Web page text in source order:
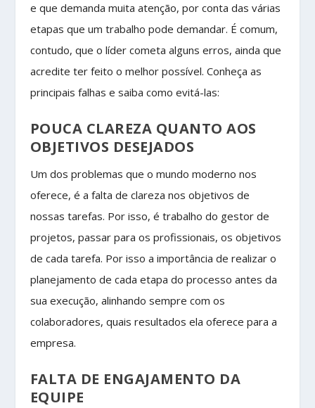
e que demanda muita atenção, por conta das várias
etapas que um trabalho pode demandar. É comum,
contudo, que o líder cometa alguns erros, ainda que
acredite ter feito o melhor possível. Conheça as
principais falhas e saiba como evitá-las:
POUCA CLAREZA QUANTO AOS
OBJETIVOS DESEJADOS
Um dos problemas que o mundo moderno nos
oferece, é a falta de clareza nos objetivos de
nossas tarefas. Por isso, é trabalho do gestor de
projetos, passar para os profissionais, os objetivos
de cada tarefa. Por isso a importância de realizar o
planejamento de cada etapa do processo antes da
sua execução, alinhando sempre com os
colaboradores, quais resultados ela oferece para a
empresa.
FALTA DE ENGAJAMENTO DA
EQUIPE